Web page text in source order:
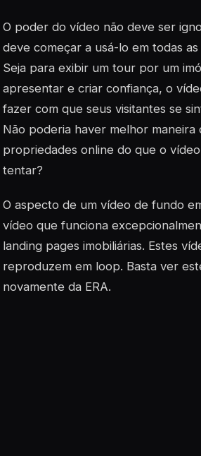
O poder do vídeo não deve ser
deve começar a usá-lo em todas
Seja para exibir um tour por um
apresentar e criar confiança, o
fazer com que seus visitantes se
Não poderia haver melhor maneira
propriedades online do que o
tentar?
O aspecto de um vídeo de fundo
vídeo que funciona
landing pages imobiliárias. Estes
reproduzem em loop. Basta ver
novamente da ERA.